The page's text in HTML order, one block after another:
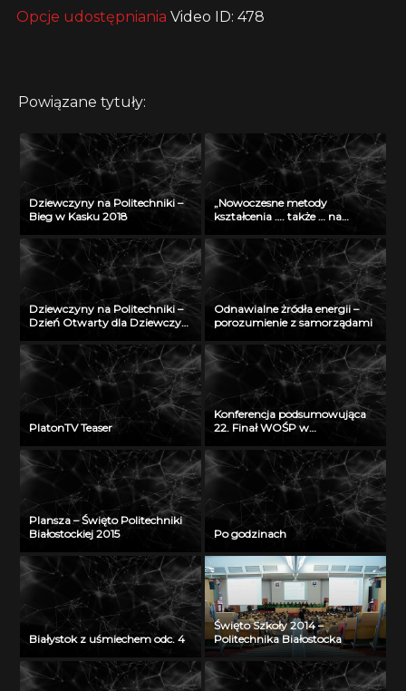
Opcje udostępniania Video ID: 478
Powiązane tytuły:
Dziewczyny na Politechniki –
Bieg w Kasku 2018
„Nowoczesne metody
kształcenia …. także … na
Radiu Akadera – 11 grudzień
2012
Dziewczyny na Politechniki –
Dzień Otwarty dla Dziewczyn
Odnawialne żródła energii –
porozumienie z samorządami
PlatonTV Teaser
Konferencja podsumowująca
22. Finał WOŚP w
Plansza – Święto Politechniki
Białostockiej 2015
Po godzinach
Białystok z uśmiechem odc. 4
Święto Szkoły 2014 –
Politechnika Białostocka